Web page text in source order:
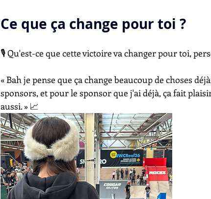
Ce que ça change pour toi ?
🎙️ Qu'est-ce que cette victoire va changer pour toi,
« Bah je pense que ça change beaucoup de choses
sponsors, et pour le sponsor que j'ai déjà, ça fait
aussi. » 📈